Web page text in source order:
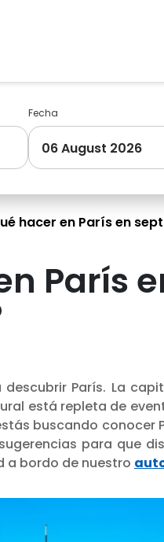
Fecha
06 August 2026
hacer en París en
París
París. La
está repleta de
buscando conocer
para que
a bordo de nuestro